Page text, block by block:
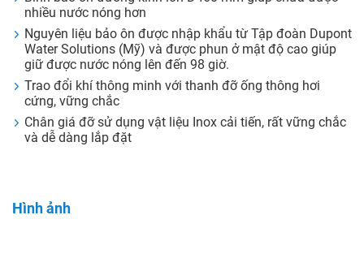
nhiều nước nóng hơn
Nguyên liệu bảo ôn được nhập khẩu từ Tập đoàn Dupont
Water Solutions (Mỹ) và được phun ở mật độ cao giúp
giữ được nước nóng lên đến 98 giờ.
Trao đổi khí thông minh với thanh đỡ ống thông hơi
cứng, vững chắc
Chân giá đỡ sử dụng vật liệu Inox cải tiến, rất vững chắc
và dễ dàng lắp đặt
Hình ảnh